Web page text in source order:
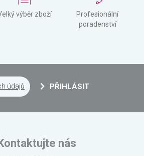
výběr zboží
Profesionální
poradenství
údajů PŘIHLÁSIT
Kontaktujte nás